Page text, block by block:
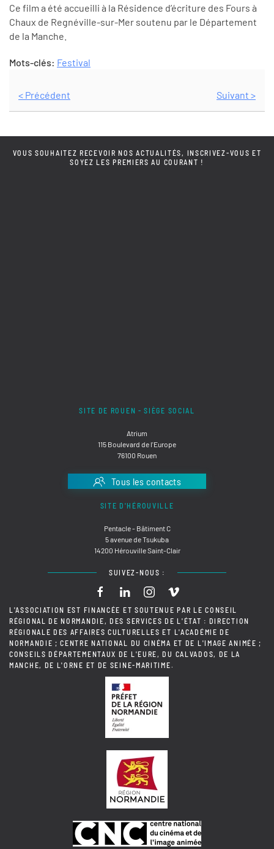
Ce film a été accueilli à la Résidence d’écriture des Fours à
Chaux de Regnéville-sur-Mer soutenu par le Département
de la Manche.
Mots-clés: Festival
< Précédent Suivant >
VOUS SOUHAITEZ RECEVOIR NOS ACTUALITÉS, INSCRIVEZ-VOUS ET
SOYEZ LES PREMIERS AU COURANT !
SITE DE ROUEN - SIÈGE SOCIAL
Atrium
115 Boulevard de l'Europe
76100 Rouen
Tous les contacts
SITE D'HÉROUVILLE
Pentacle - Bâtiment C
5 avenue de Tsukuba
14200 Hérouville Saint-Clair
SUIVEZ-NOUS :
L'ASSOCIATION EST FINANCÉE ET SOUTENUE PAR LE CONSEIL
RÉGIONAL DE NORMANDIE, DES SERVICES DE L'ÉTAT : DIRECTION
RÉGIONALE DES AFFAIRES CULTURELLES ET L'ACADÉMIE DE
NORMANDIE ; CENTRE NATIONAL DU CINÉMA ET DE L'IMAGE ANIMÉE ;
CONSEILS DÉPARTEMENTAUX DE L'EURE, DU CALVADOS, DE LA
MANCHE, DE L'ORNE ET DE SEINE-MARITIME.